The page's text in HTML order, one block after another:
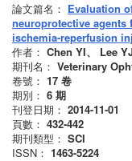
論文篇名： Evaluation
neuroprotective
ischemia-reperfusion
作者： Chen YI、 Lee
期刊名： Veterinary
卷號： 17 卷
期別： 6 期
刊登日期： 2014-11-01
頁數： 432-442
期刊類型： SCI
ISSN： 1463-5224